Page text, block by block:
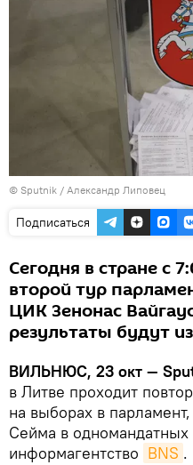
© Sputnik / Александр Липовец
Подписаться
Сегодня в стране с
второй тур
ЦИК Зенонас
результаты будут
ВИЛЬНЮС, 23 окт —
в Литве проходит
на выборах в
Сейма в одномандатных
информагентство BNS .